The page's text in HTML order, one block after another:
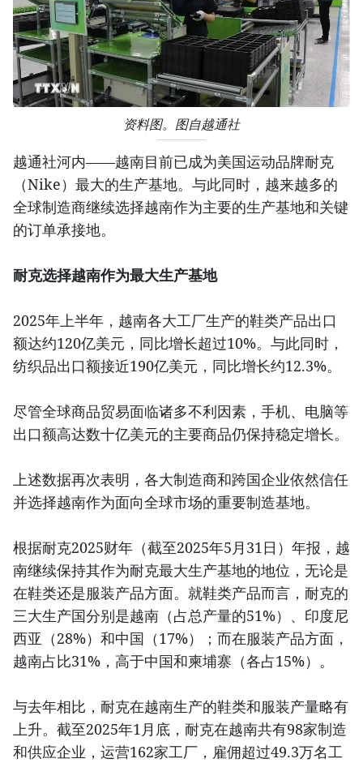
资料图。图自越通社
越通社河内——越南目前已成为美国运动品牌耐克
（Nike）最大的生产基地。与此同时，越来越多的
全球制造商继续选择越南作为主要的生产基地和关键
的订单承接地。
耐克选择越南作为最大生产基地
2025年上半年，越南各大工厂生产的鞋类产品出口
额达约120亿美元，同比增长超过10%。与此同时，
纺织品出口额接近190亿美元，同比增长约12.3%。
尽管全球商品贸易面临诸多不利因素，手机、电脑等
出口额高达数十亿美元的主要商品仍保持稳定增长。
上述数据再次表明，各大制造商和跨国企业依然信任
并选择越南作为面向全球市场的重要制造基地。
根据耐克2025财年（截至2025年5月31日）年报，越
南继续保持其作为耐克最大生产基地的地位，无论是
在鞋类还是服装产品方面。就鞋类产品而言，耐克的
三大生产国分别是越南（占总产量的51%）、印度尼
西亚（28%）和中国（17%）；而在服装产品方面，
越南占比31%，高于中国和柬埔寨（各占15%）。
与去年相比，耐克在越南生产的鞋类和服装产量略有
上升。截至2025年1月底，耐克在越南共有98家制造
和供应企业，运营162家工厂，雇佣超过49.3万名工